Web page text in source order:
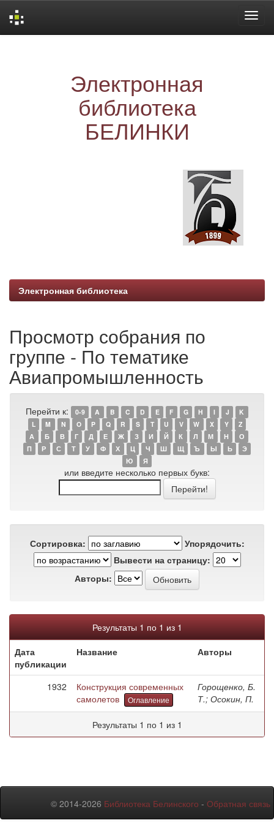
Электронная
библиотека
БЕЛИНКИ
Электронная библиотека
Просмотр собрания по
группе - По тематике
Авиапромышленность
Перейти к: 0-9 A B C D E F G H I J
K
L
M N O P Q R S T U V W X Y
Z
А
Б В Г Д Е Ж З И Й К Л М Н
О
П
Р С Т У Ф Х Ц Ч Ш Щ Ъ Ы Ь
Э
Ю
Я
или введите несколько первых букв:
Сортировка:
Упорядочить:
Вывести на страницу:
Авторы:
Результаты 1 по 1 из 1
Дата
публикации
Название Авторы
1932
Конструкция современных
самолетов
Оглавление
Горощенко, Б.
Т.; Осокин, П.
Результаты 1 по 1 из 1
© 2014-2026 Библиотека Белинского - Обратная связь